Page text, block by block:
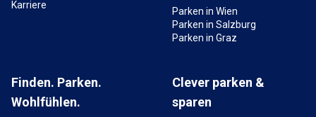
Karriere
Parken in Wien
Parken in Salzburg
Parken in Graz
Finden. Parken.
Wohlfühlen.
Clever parken &
sparen